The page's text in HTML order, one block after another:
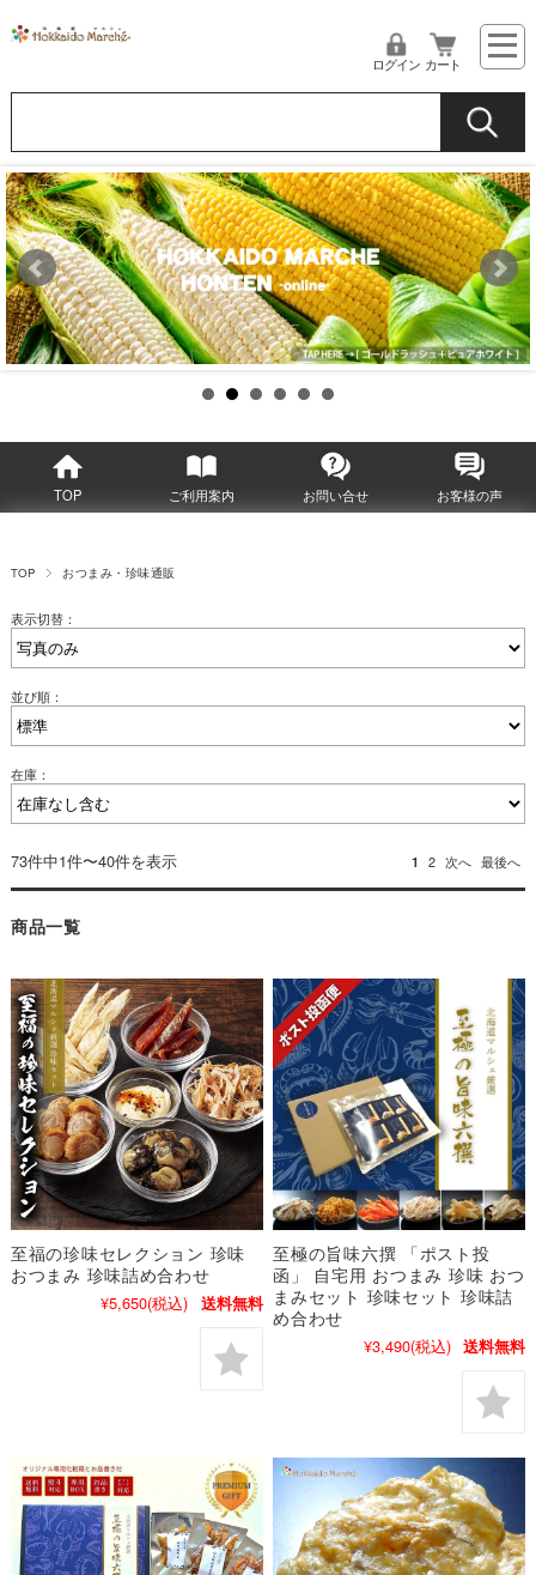
ログイン カート
TOP ご利用案内 お問い合せ お客様の声
TOP おつまみ・珍味通販
表示切替：
並び順：
在庫：
73件中1件〜40件を表示 1 2 次へ 最後へ
商品一覧
至福の珍味セレクション 珍味
おつまみ 珍味詰め合わせ
¥5,650(税込) 送料無料
至極の旨味六撰 「ポスト投
函」 自宅用 おつまみ 珍味 おつ
まみセット 珍味セット 珍味詰
め合わせ
¥3,490(税込) 送料無料